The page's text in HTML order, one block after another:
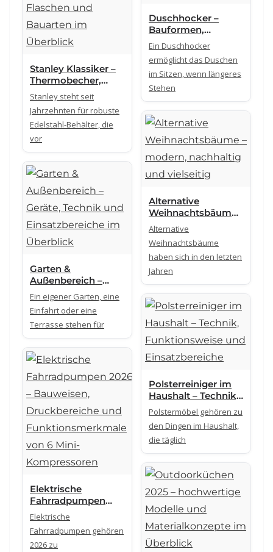
Duschhocker –
Bauformen,
Konstruktion und
technische
Unterschiede
Ein Duschhocker
ermöglicht das Duschen
im Sitzen, wenn längeres
Stehen
Stanley Klassiker –
Thermobecher,
Flaschen und
Bauarten im
Überblick
Stanley steht seit
Jahrzehnten für robuste
Edelstahl-Behälter, die
vor
Alternative
Weihnachtsbäume
– modern,
nachhaltig und
vielseitig
Alternative
Weihnachtsbäume
haben sich in den letzten
Jahren
Garten &
Außenbereich –
Geräte, Technik und
Einsatzbereiche im
Überblick
Ein eigener Garten, eine
Einfahrt oder eine
Terrasse stehen für
Polsterreiniger im
Haushalt – Technik,
Funktionsweise
und Einsatzbereiche
Polstermöbel gehören zu
den Dingen im Haushalt,
die täglich
Elektrische
Fahrradpumpen
2026 – Bauweisen,
Druckbereiche und
Funktionsmerkmal
e von 6 Mini-
Elektrische
Fahrradpumpen gehören
2026 zu